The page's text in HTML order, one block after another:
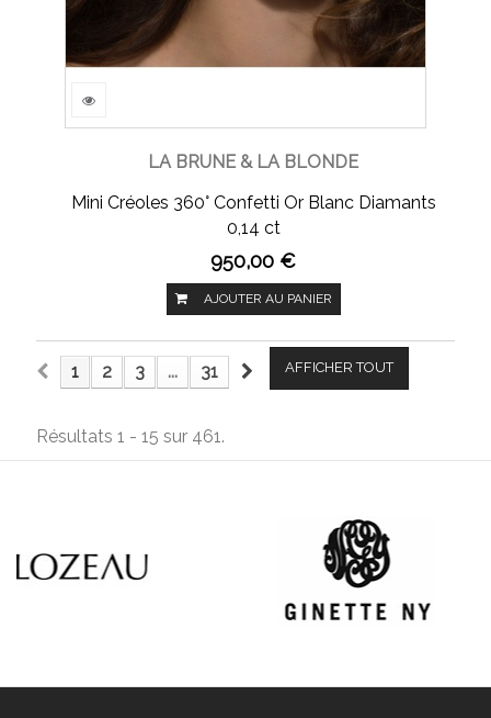
LA BRUNE & LA BLONDE
Mini Créoles 360° Confetti Or Blanc Diamants
0,14 ct
950,00 €
AJOUTER AU PANIER
AFFICHER TOUT
1 2 3 ... 31
Résultats 1 - 15 sur 461.